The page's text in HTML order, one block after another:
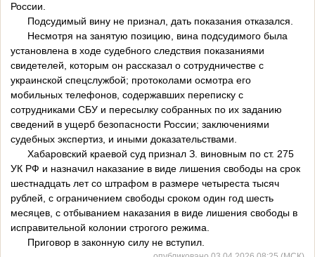
России.
Подсудимый вину не признал, дать показания отказался.
Несмотря на занятую позицию, вина подсудимого была
установлена в ходе судебного следствия показаниями
свидетелей, которым он рассказал о сотрудничестве с
украинской спецслужбой; протоколами осмотра его
мобильных телефонов, содержавших переписку с
сотрудниками СБУ и пересылку собранных по их заданию
сведений в ущерб безопасности России; заключениями
судебных экспертиз, и иными доказательствами.
Хабаровский краевой суд признал З. виновным по ст. 275
УК РФ и назначил наказание в виде лишения свободы на срок
шестнадцать лет со штрафом в размере четыреста тысяч
рублей, с ограничением свободы сроком один год шесть
месяцев, с отбыванием наказания в виде лишения свободы в
исправительной колонии строгого режима.
Приговор в законную силу не вступил.